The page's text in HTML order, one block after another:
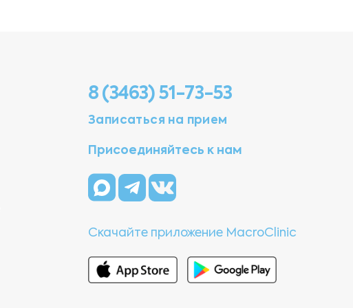
8 (3463) 51-73-53
Записаться на прием
Присоединяйтесь к нам
Скачайте приложение MacroClinic